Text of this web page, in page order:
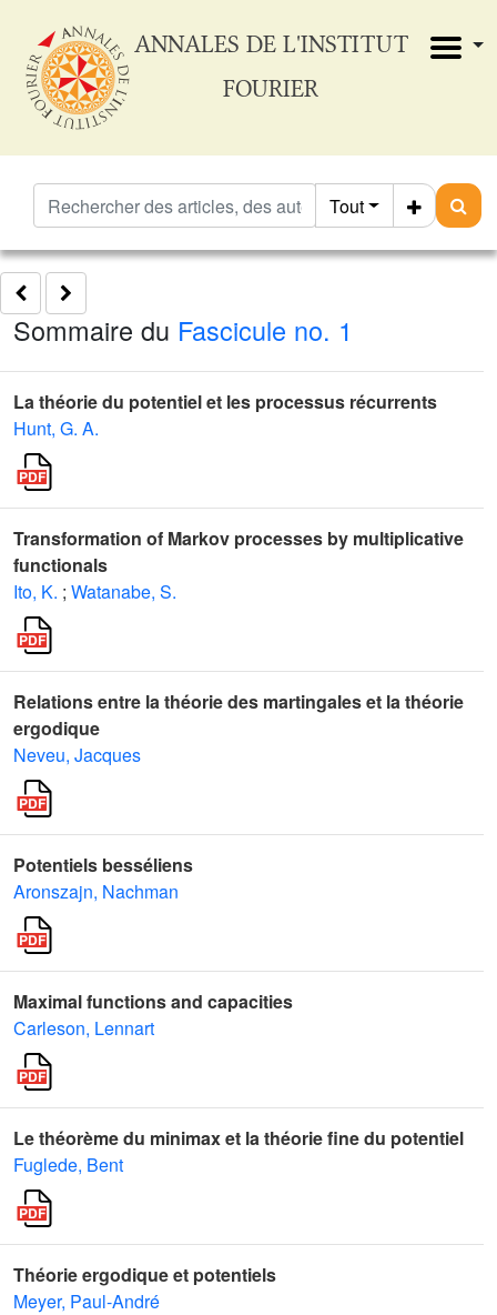
ANNALES DE L'INSTITUT
FOURIER
Tout
Sommaire du Fascicule no. 1
La théorie du potentiel et les processus récurrents
Hunt, G. A.
Transformation of Markov processes by multiplicative
functionals
Ito, K. ; Watanabe, S.
Relations entre la théorie des martingales et la théorie
ergodique
Neveu, Jacques
Potentiels besséliens
Aronszajn, Nachman
Maximal functions and capacities
Carleson, Lennart
Le théorème du minimax et la théorie fine du potentiel
Fuglede, Bent
Théorie ergodique et potentiels
Meyer, Paul-André